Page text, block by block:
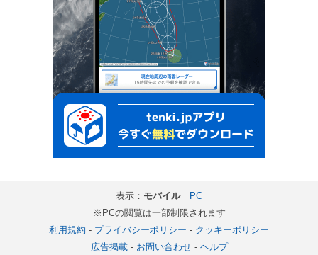
表示： モバイル｜ PC
※PCの閲覧は一部制限されます
利用規約 - プライバシーポリシー - クッキーポリシー
広告掲載- お問い合わせ- ヘルプ